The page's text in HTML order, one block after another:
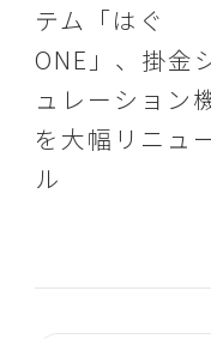
テム「はぐ
ONE」、掛金
ュレーション
を大幅リニュ
ル